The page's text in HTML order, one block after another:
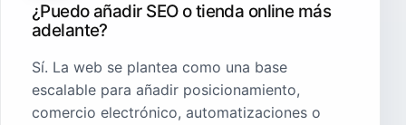
¿Puedo añadir SEO o tienda online más
adelante?
Sí. La web se plantea como una base
escalable para añadir posicionamiento,
comercio electrónico, automatizaciones o